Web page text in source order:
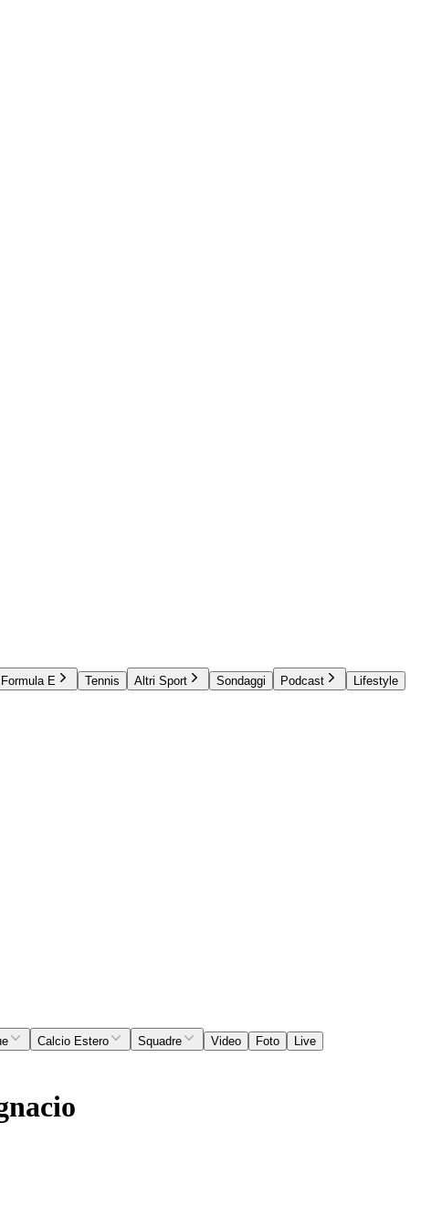
Formula E Tennis Altri Sport Sondaggi Podcast
Lifestyle
Calcio Estero Squadre Video Foto
Live